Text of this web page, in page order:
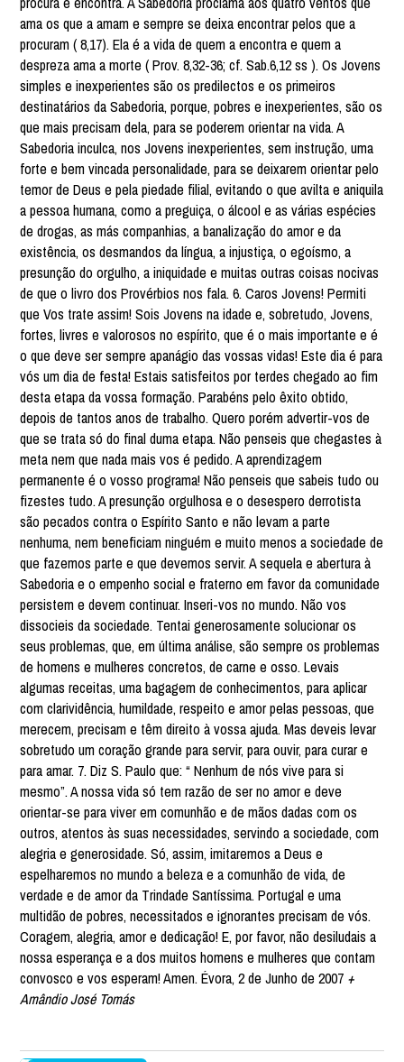
ama os que a amam e sempre se deixa encontrar pelos que a
procuram ( 8,17). Ela é a vida de quem a encontra e quem a
despreza ama a morte ( Prov. 8,32-36; cf. Sab.6,12 ss ). Os Jovens
simples e inexperientes são os predilectos e os primeiros
destinatários da Sabedoria, porque, pobres e inexperientes, são os
que mais precisam dela, para se poderem orientar na vida. A
Sabedoria inculca, nos Jovens inexperientes, sem instrução, uma
forte e bem vincada personalidade, para se deixarem orientar pelo
temor de Deus e pela piedade filial, evitando o que avilta e aniquila
a pessoa humana, como a preguiça, o álcool e as várias espécies
de drogas, as más companhias, a banalização do amor e da
existência, os desmandos da língua, a injustiça, o egoísmo, a
presunção do orgulho, a iniquidade e muitas outras coisas nocivas
de que o livro dos Provérbios nos fala. 6. Caros Jovens! Permiti
que Vos trate assim! Sois Jovens na idade e, sobretudo, Jovens,
fortes, livres e valorosos no espírito, que é o mais importante e é
o que deve ser sempre apanágio das vossas vidas! Este dia é para
vós um dia de festa! Estais satisfeitos por terdes chegado ao fim
desta etapa da vossa formação. Parabéns pelo êxito obtido,
depois de tantos anos de trabalho. Quero porém advertir-vos de
que se trata só do final duma etapa. Não penseis que chegastes à
meta nem que nada mais vos é pedido. A aprendizagem
permanente é o vosso programa! Não penseis que sabeis tudo ou
fizestes tudo. A presunção orgulhosa e o desespero derrotista
são pecados contra o Espírito Santo e não levam a parte
nenhuma, nem beneficiam ninguém e muito menos a sociedade de
que fazemos parte e que devemos servir. A sequela e abertura à
Sabedoria e o empenho social e fraterno em favor da comunidade
persistem e devem continuar. Inseri-vos no mundo. Não vos
dissocieis da sociedade. Tentai generosamente solucionar os
seus problemas, que, em última análise, são sempre os problemas
de homens e mulheres concretos, de carne e osso. Levais
algumas receitas, uma bagagem de conhecimentos, para aplicar
com clarividência, humildade, respeito e amor pelas pessoas, que
merecem, precisam e têm direito à vossa ajuda. Mas deveis levar
sobretudo um coração grande para servir, para ouvir, para curar e
para amar. 7. Diz S. Paulo que: “ Nenhum de nós vive para si
mesmo”. A nossa vida só tem razão de ser no amor e deve
orientar-se para viver em comunhão e de mãos dadas com os
outros, atentos às suas necessidades, servindo a sociedade, com
alegria e generosidade. Só, assim, imitaremos a Deus e
espelharemos no mundo a beleza e a comunhão de vida, de
verdade e de amor da Trindade Santíssima. Portugal e uma
multidão de pobres, necessitados e ignorantes precisam de vós.
Coragem, alegria, amor e dedicação! E, por favor, não desiludais a
nossa esperança e a dos muitos homens e mulheres que contam
convosco e vos esperam! Amen. Évora, 2 de Junho de 2007 +
Amândio José Tomás